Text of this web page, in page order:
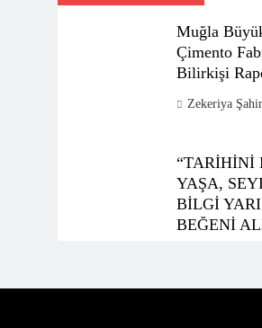
Muğla
Çimento
Bilirkişi
Zekeriya
“TARİHİNİ
YAŞA,
BİLGİ
BEĞENİ